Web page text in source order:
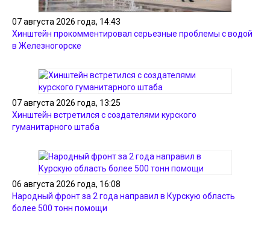
07 августа 2026 года, 14:43
Хинштейн прокомментировал серьезные проблемы с водой
в Железногорске
07 августа 2026 года, 13:25
Хинштейн встретился с создателями курского
гуманитарного штаба
06 августа 2026 года, 16:08
Народный фронт за 2 года направил в Курскую область
более 500 тонн помощи